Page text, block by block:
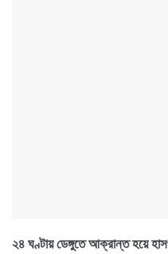
২৪ ঘণ্টায় ডেঙ্গুতে আক্রান্ত হয়ে